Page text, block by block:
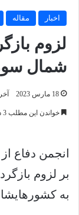
اخبار مقاله
لزوم
شمال
18 مارس 2023
خواندن این مطلب 3 دقیقه زمان میبرد
انجمن دفاع
بر لزوم
به